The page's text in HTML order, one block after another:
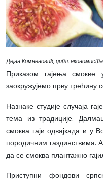
Дејан Комненовић, дипл. економиста
Приказом гајења
заокружујемо прву
Назнаке студије случаја
тема из традиције.
смоква гаји одвајкада и у
породичним газдинствима.
да се смоква плантажно
Приступни фондови